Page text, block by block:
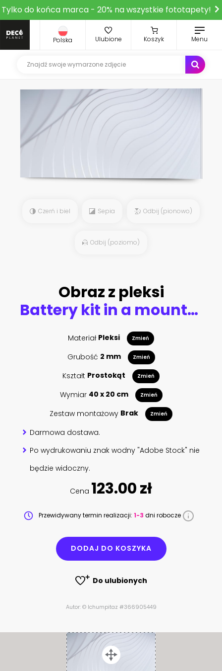
Tylko do końca marca - 20% na wszystkie fototapety!
Polska Ulubione Koszyk Menu
Czerń i biel Sepia Odbij (pionowo)
Odbij (poziomo)
Obraz z pleksi
Battery kit in a mountain at sunset. 3d rendering
Materiał Pleksi Zmień
Grubość 2 mm Zmień
Kształt Prostokąt Zmień
Wymiar 40 x 20 cm Zmień
Zestaw montażowy Brak Zmień
Darmowa dostawa.
Po wydrukowaniu znak wodny "Adobe Stock" nie
będzie widoczny.
Cena 123.00 zł
Przewidywany termin realizacji: 1-3 dni robocze
DODAJ DO KOSZYKA
Do ulubionych
Autor: © lchumpitaz #366905449